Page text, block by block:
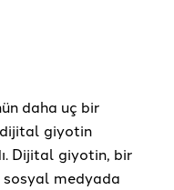
daha uç bir
dijital giyotin
Dijital giyotin, bir
sosyal medyada